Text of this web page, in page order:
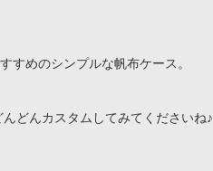
すめのシンプルな帆布ケース。
どんカスタムしてみてくださいね♪